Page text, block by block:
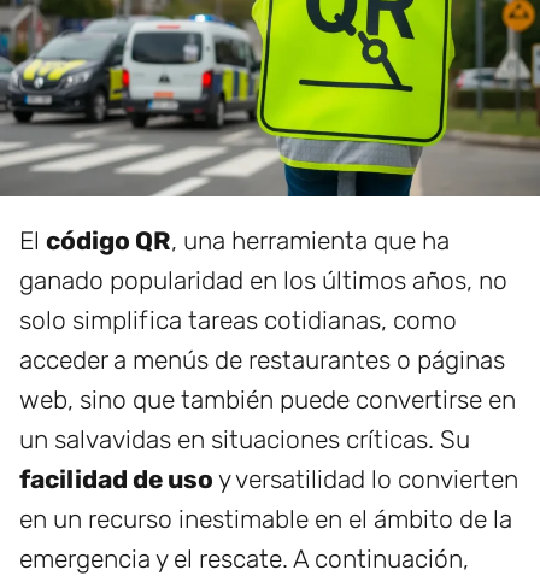
El código QR, una herramienta que ha
ganado popularidad en los últimos años, no
solo simplifica tareas cotidianas, como
acceder a menús de restaurantes o páginas
web, sino que también puede convertirse en
un salvavidas en situaciones críticas. Su
facilidad de uso y versatilidad lo convierten
en un recurso inestimable en el ámbito de la
emergencia y el rescate. A continuación,